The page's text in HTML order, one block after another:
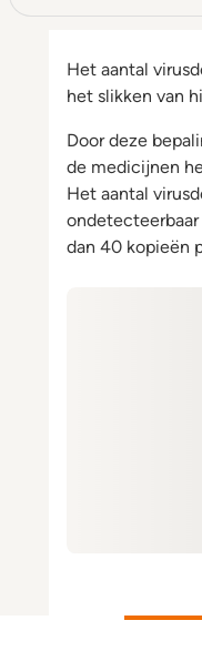
Het aantal
het slikken van
Door deze
de medicijnen
Het aantal
dan 40 kopieën